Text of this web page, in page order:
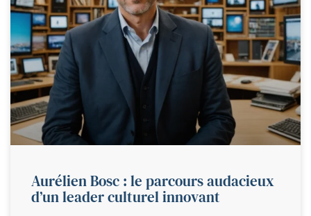
Aurélien Bosc : le parcours audacieux
d’un leader culturel innovant